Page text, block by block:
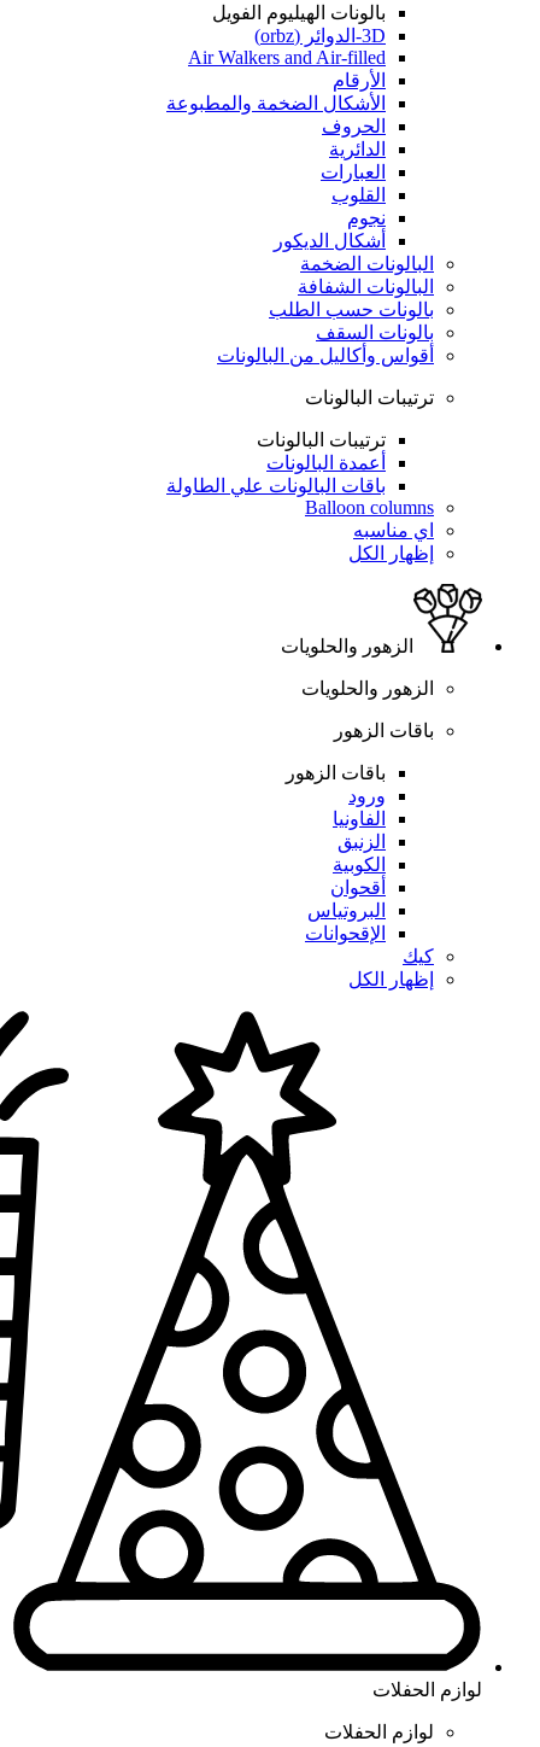
بالونات الهيليوم الفويل
3D-الدوائر (orbz)
Air Walkers and Air-filled
الأرقام
الأشكال الضخمة والمطبوعة
الحروف
الدائرية
العبارات
القلوب
نجوم
أشكال الديكور
البالونات الضخمة
البالونات الشفافة
بالونات حسب الطلب
بالونات السقف
أقواس وأكاليل من البالونات
ترتيبات البالونات
ترتيبات البالونات
أعمدة البالونات
باقات البالونات علي الطاولة
Balloon columns
اي مناسبه
إظهار الكل
الزهور والحلويات
الزهور والحلويات
باقات الزهور
باقات الزهور
ورود
الفاونيا
الزنبق
الكوبية
أقحوان
البروتياس
الإقحوانات
كيك
إظهار الكل
لوازم الحفلات
لوازم الحفلات